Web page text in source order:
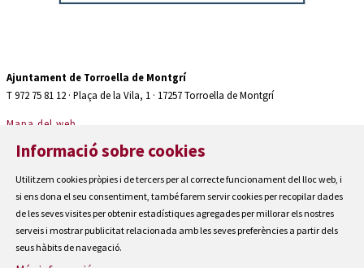
Ajuntament de Torroella de Montgrí
T 972 75 81 12 · Plaça de la Vila, 1 · 17257 Torroella de Montgrí
Mapa del web
Avís Legal
Cookies
Contactar
|
Informació sobre cookies
Utilitzem cookies pròpies i de tercers per al correcte funcionament del lloc web, i
si ens dona el seu consentiment, també farem servir cookies per recopilar dades
de les seves visites per obtenir estadístiques agregades per millorar els nostres
serveis i mostrar publicitat relacionada amb les seves preferències a partir dels
seus hàbits de navegació.